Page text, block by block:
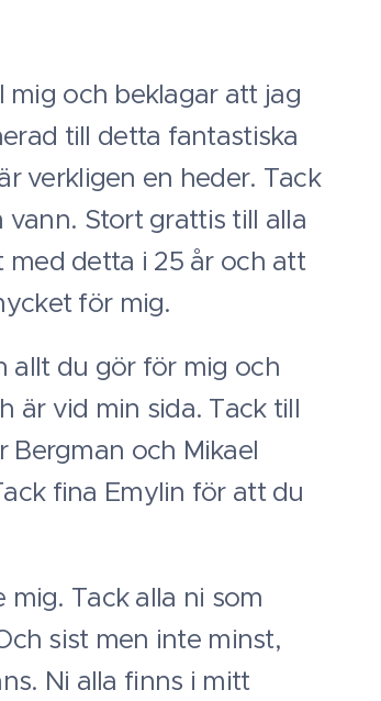
mig och beklagar att jag
till detta fantastiska
verkligen en heder. Tack
Stort grattis till alla
med detta i 25 år och att
för mig.
allt du gör för mig och
är vid min sida. Tack till
Bergman och Mikael
fina Emylin för att du
Tack alla ni som
sist men inte minst,
Ni alla finns i mitt